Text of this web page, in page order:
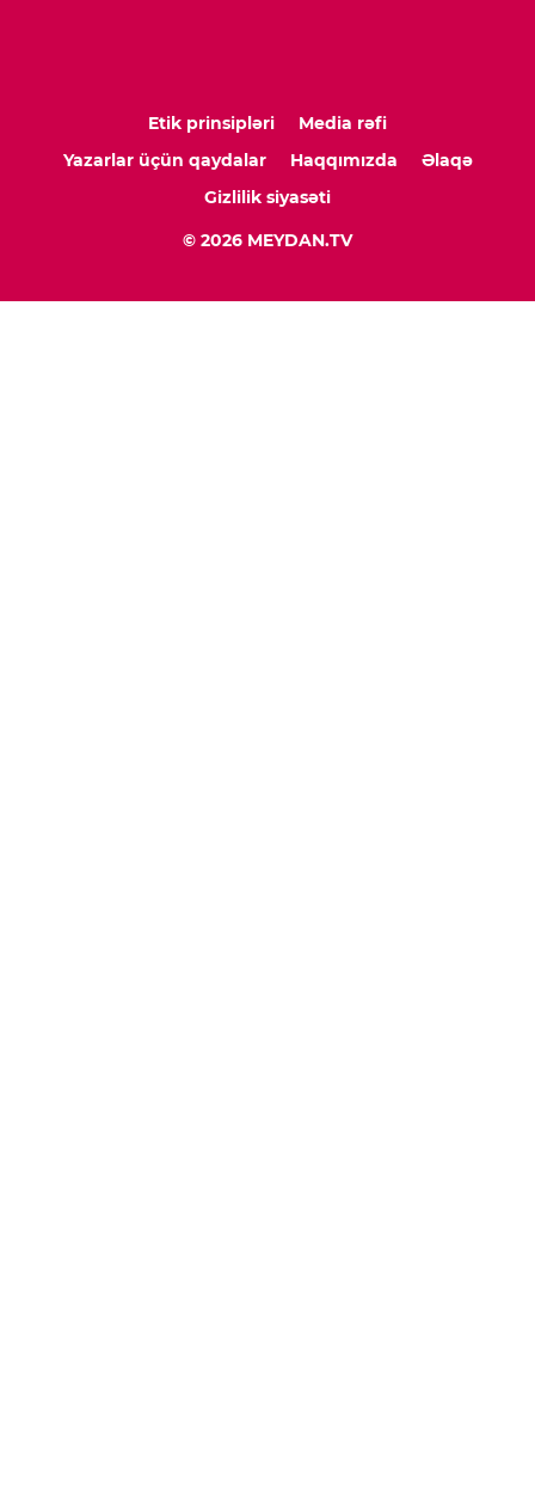
Etik prinsipləri
Media rəfi
Yazarlar üçün qaydalar
Haqqımızda
Əlaqə
Gizlilik siyasəti
© 2026 MEYDAN.TV